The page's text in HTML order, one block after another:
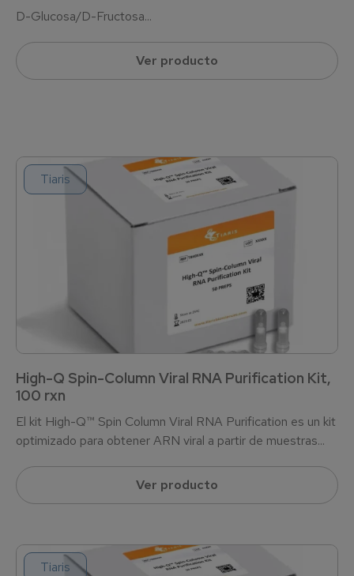
D-Glucosa/D-Fructosa...
Ver producto
Tiaris
High-Q Spin-Column Viral RNA Purification Kit,
100 rxn
El kit High-Q™ Spin Column Viral RNA Purification es un kit
optimizado para obtener ARN viral a partir de muestras...
Ver producto
Tiaris